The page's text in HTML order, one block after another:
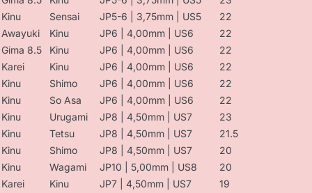
Kinu
Sensai JP5-6 | 3,75mm | US5
22
Awayuki
Kinu JP6 | 4,00mm | US6
22
Gima 8.5
Kinu JP6 | 4,00mm | US6
22
Karei
Kinu JP6 | 4,00mm | US6
22
Kinu
Shimo JP6 | 4,00mm | US6
22
Kinu
So Asa JP6 | 4,00mm | US6
22
Kinu
Urugami JP8 | 4,50mm | US7
23
Kinu
Tetsu JP8 | 4,50mm | US7
21.5
Kinu
Shimo JP8 | 4,50mm | US7
20
Kinu
Wagami JP10 | 5,00mm | US8
20
Karei
Kinu JP7 | 4,50mm | US7
19